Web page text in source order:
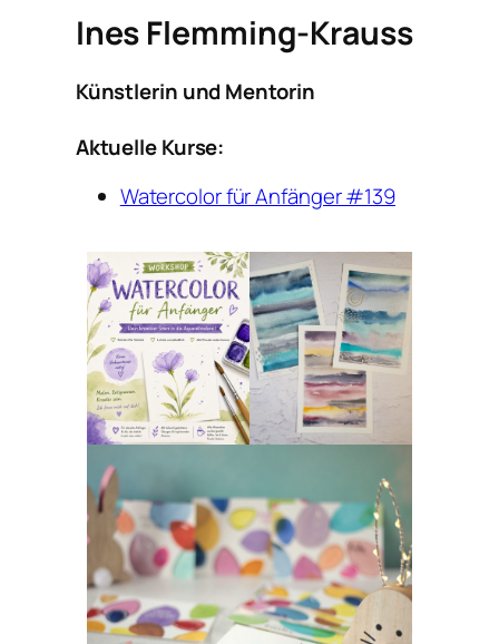
Ines Flemming-Krauss
Künstlerin und Mentorin
Aktuelle Kurse:
Watercolor für Anfänger #139